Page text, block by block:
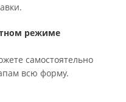
режиме
самостоятельно
всю форму.